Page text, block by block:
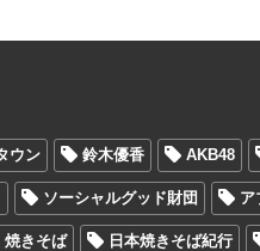
ウン 鈴木優香 AKB48
ソーシャルグッド財団 ア
焼きそば 日本焼きそば紀行